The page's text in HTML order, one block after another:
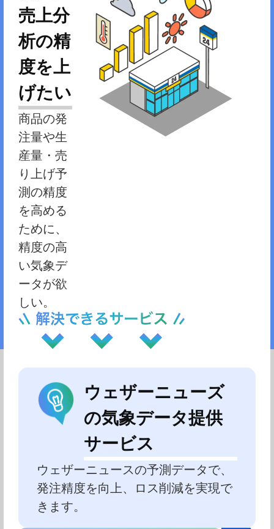
売上分
析の精
度を上
げたい
商品の発
注量や生
産量・売
り上げ予
測の精度
を高める
ために、
精度の高
い気象デ
ータが欲
しい。
ウェザーニューズ
の気象データ提供
サービス
ウェザーニュースの予測データで、
発注精度を向上、ロス削減を実現で
きます。